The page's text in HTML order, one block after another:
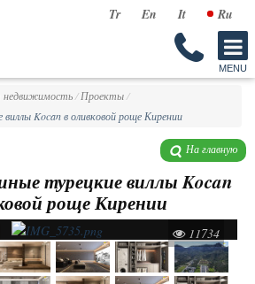
Tr En It Ru
недвижимость/ Проекты/
Kocan в оливковой роще Кирении
На главную
турецкие виллы Kocan
роще Кирении
11734